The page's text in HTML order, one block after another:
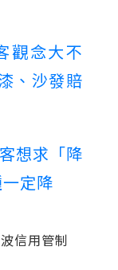
觀念大不
、沙發賠
想求「降
定降
信用管制